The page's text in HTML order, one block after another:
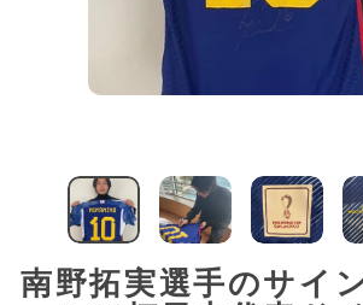
南野拓実選手のサイ